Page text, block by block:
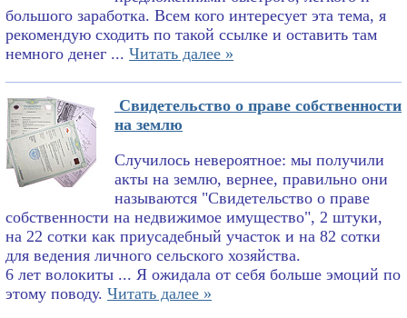
большого заработка. Всем кого интересует эта тема, я
рекомендую сходить по такой ссылке и оставить там
немного денег ... Читать далее »
Свидетельство о праве собственности
на землю
Случилось невероятное: мы получили
акты на землю, вернее, правильно они
называются "Свидетельство о праве
собственности на недвижимое имущество", 2 штуки,
на 22 сотки как приусадебный участок и на 82 сотки
для ведения личного сельского хозяйства.
6 лет волокиты ... Я ожидала от себя больше эмоций по
этому поводу. Читать далее »